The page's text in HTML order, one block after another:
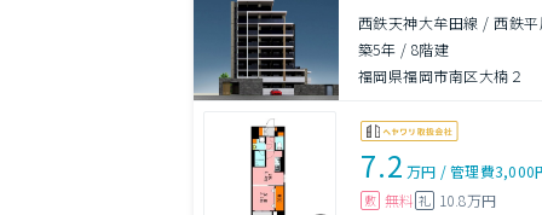
西鉄天神大牟田線 / 西鉄
築5年 / 8階建
福岡県福岡市南区大楠２
7.2 万円 /管理費3,000
敷 無料 礼 10.8万円